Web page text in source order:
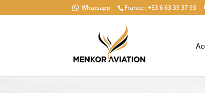
Whatsapp France : +33 6 63 39 37 93